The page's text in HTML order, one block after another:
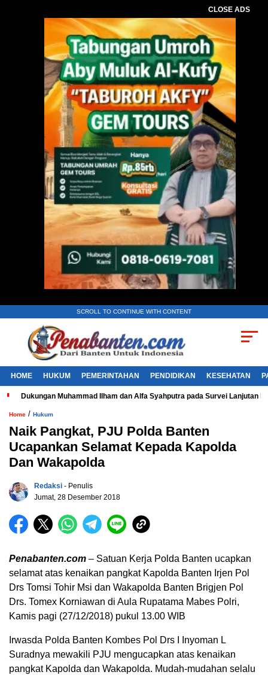
CLOSE ADS
SCROLL TO CONTINUE WITH CONTENT
HOME HUKUM PEMERINTAHAN PENDIDIKAN KESEHATAN
Dukungan Muhammad Ilham dan Alfa Syahputra pada Survei Lanjutan
Home / Hukum
Naik Pangkat, PJU Polda Banten
Ucapankan Selamat Kepada Kapolda
Dan Wakapolda
Redaksi - Penulis
Jumat, 28 Desember 2018
Penabanten.com – Satuan Kerja Polda Banten ucapkan
selamat atas kenaikan pangkat Kapolda Banten Irjen Pol
Drs Tomsi Tohir Msi dan Wakapolda Banten Brigjen Pol
Drs. Tomex Korniawan di Aula Rupatama Mabes Polri,
Kamis pagi (27/12/2018) pukul 13.00 WIB
Irwasda Polda Banten Kombes Pol Drs I Inyoman L
Suradnya mewakili PJU mengucapkan atas kenaikan
pangkat Kapolda dan Wakapolda. Mudah-mudahan selalu